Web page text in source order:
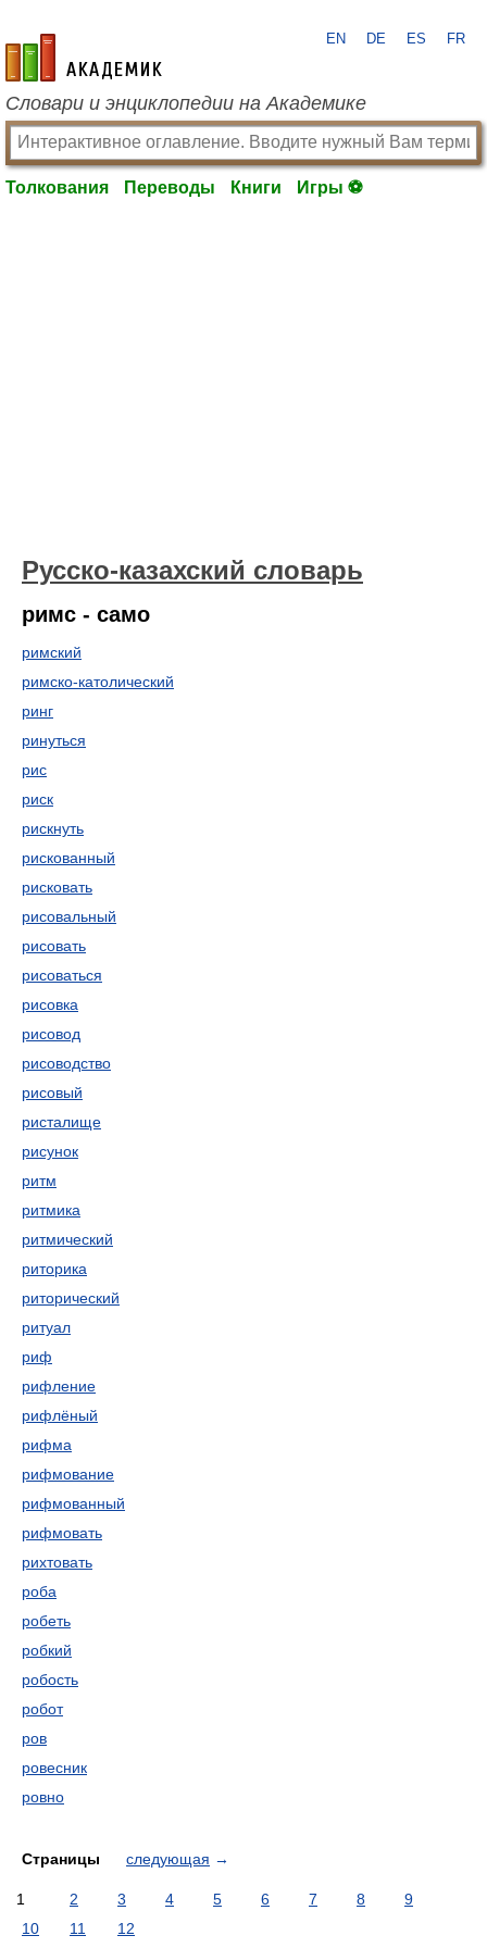
academic.ru
EN DE ES FR
Словари и энциклопедии на Академике
Толкования Переводы Книги Игры ⚽
Русско-казахский словарь
римс - само
римский
римско-католический
ринг
ринуться
рис
риск
рискнуть
рискованный
рисковать
рисовальный
рисовать
рисоваться
рисовка
рисовод
рисоводство
рисовый
ристалище
рисунок
ритм
ритмика
ритмический
риторика
риторический
ритуал
риф
рифление
рифлёный
рифма
рифмование
рифмованный
рифмовать
рихтовать
роба
робеть
робкий
робость
робот
ров
ровесник
ровно
Страницы следующая →
1 2 3 4 5 6 7 8
9
10
11 12